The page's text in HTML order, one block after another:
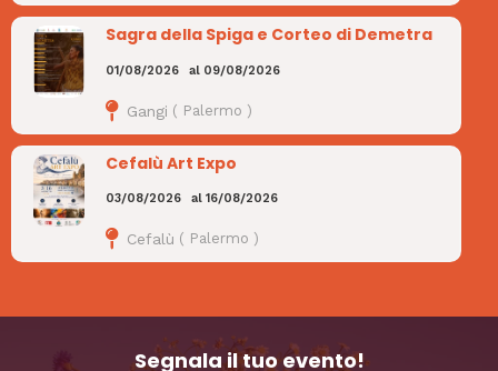
Sagra della Spiga e Corteo di Demetra
01/08/2026 al 09/08/2026
Gangi ( Palermo )
Cefalù Art Expo
03/08/2026 al16/08/2026
Cefalù ( Palermo )
Segnala il tuo evento!